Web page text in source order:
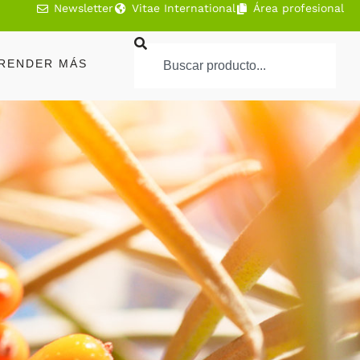
Newsletter Vitae International Área profesional
MÁS